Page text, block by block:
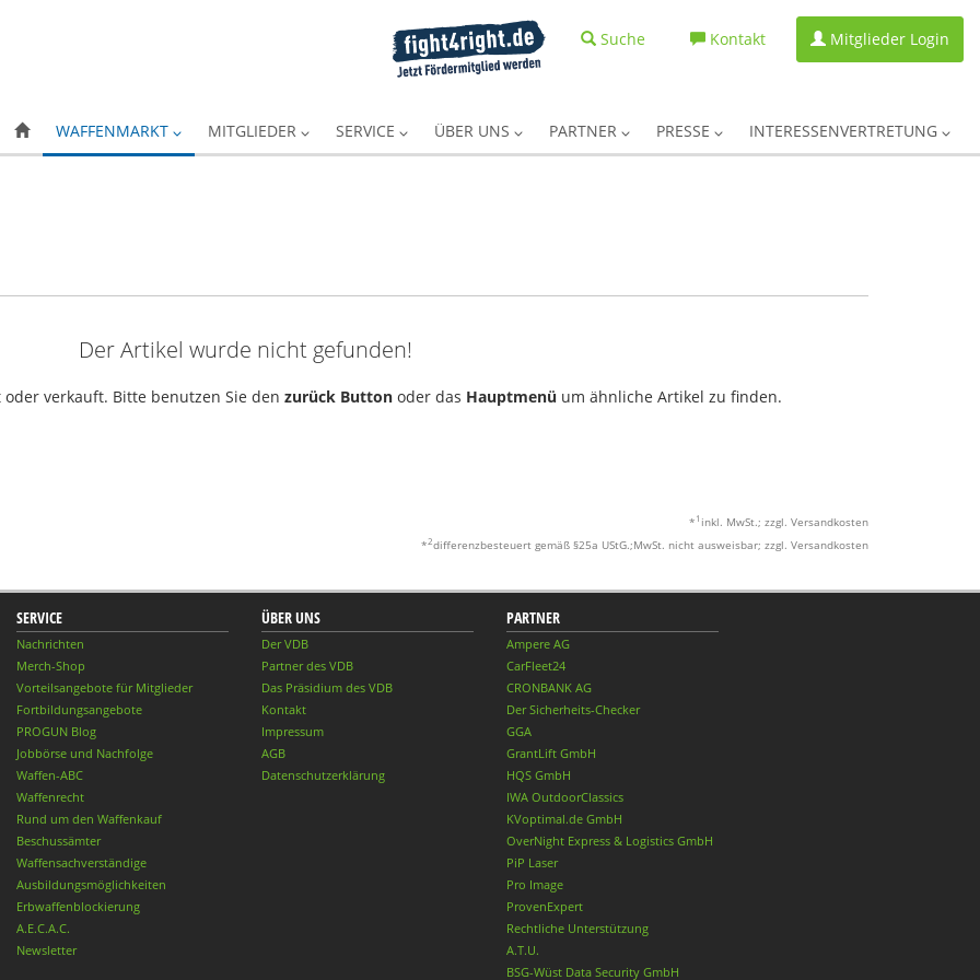
Suche Kontakt Mitglieder Login
WAFFENMARKT MITGLIEDER SERVICE ÜBER UNS PARTNER PRESSE INTERESSENVERTRETUNG
Der Artikel wurde nicht gefunden!
verkauft. Bitte benutzen Sie den zurück Button oder das Hauptmenü um ähnliche Artikel zu finden.
* 1 inkl. MwSt.; zzgl. Versandkosten
*2differenzbesteuert gemäß §25a UStG.;MwSt. nicht ausweisbar; zzgl. Versandkosten
SERVICE
Nachrichten
Merch-Shop
Vorteilsangebote für Mitglieder
Fortbildungsangebote
PROGUN Blog
Jobbörse und Nachfolge
Waffen-ABC
Waffenrecht
Rund um den Waffenkauf
Beschussämter
Waffensachverständige
Ausbildungsmöglichkeiten
Erbwaffenblockierung
A.E.C.A.C.
Newsletter
ÜBER UNS
Der VDB
Partner des VDB
Das Präsidium des VDB
Kontakt
Impressum
AGB
Datenschutzerklärung
PARTNER
Ampere AG
CarFleet24
CRONBANK AG
Der Sicherheits-Checker
GGA
GrantLift GmbH
HQS GmbH
IWA OutdoorClassics
KVoptimal.de GmbH
OverNight Express & Logistics GmbH
PiP Laser
Pro Image
ProvenExpert
Rechtliche Unterstützung
A.T.U.
BSG-Wüst Data Security GmbH